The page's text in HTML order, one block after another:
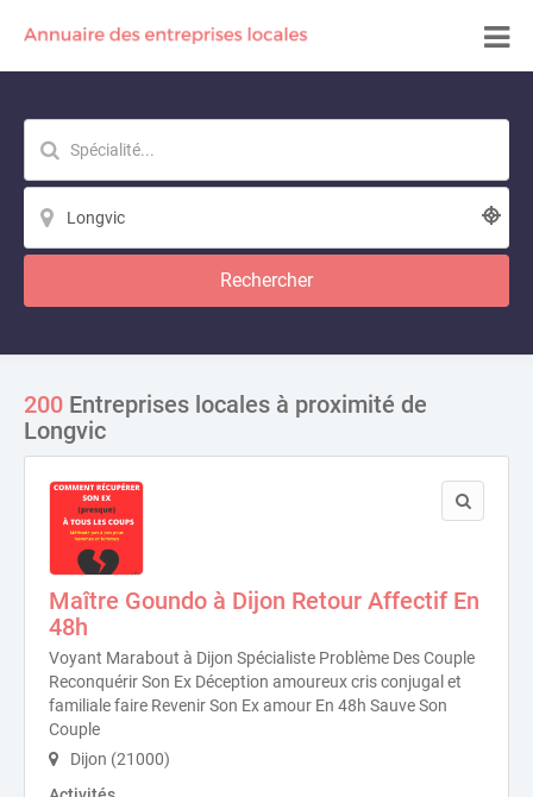
Rechercher
200 Entreprises locales à proximité de
Longvic
Maître Goundo à Dijon Retour Affectif En
48h
Voyant Marabout à Dijon Spécialiste Problème Des Couple
Reconquérir Son Ex Déception amoureux cris conjugal et
familiale faire Revenir Son Ex amour En 48h Sauve Son
Couple
Dijon (21000)